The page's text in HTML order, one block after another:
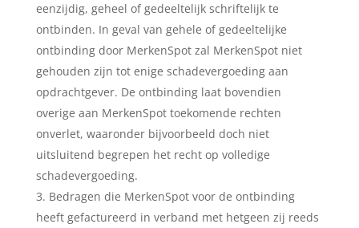
eenzijdig, geheel of gedeeltelijk schriftelijk te
ontbinden. In geval van gehele of gedeeltelijke
ontbinding door MerkenSpot zal MerkenSpot niet
gehouden zijn tot enige schadevergoeding aan
opdrachtgever. De ontbinding laat bovendien
overige aan MerkenSpot toekomende rechten
onverlet, waaronder bijvoorbeeld doch niet
uitsluitend begrepen het recht op volledige
schadevergoeding.
Bedragen die MerkenSpot voor de ontbinding
heeft gefactureerd in verband met hetgeen zij reeds